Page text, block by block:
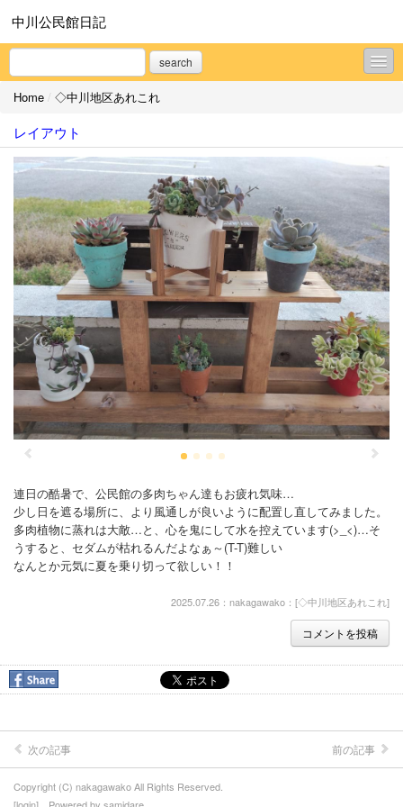
中川公民館日記
search
◇中川地区の歴史
◇岩部山三十三観音
◇中川地区あれこれ
◇中川公民館だより
◇南陽市のいろいろ
◇ほんとにいろいろな事
プロフィール
お問合せ
Home / ◇中川地区あれこれ
レイアウト
連日の酷暑で、公民館の多肉ちゃん達もお疲れ気味…
少し日を遮る場所に、より風通しが良いように配置し直してみました。
多肉植物に蒸れは大敵…と、心を鬼にして水を控えています(>_<)…そ
うすると、セダムが枯れるんだよなぁ～(T-T)難しい
なんとか元気に夏を乗り切って欲しい！！
2025.07.26：nakagawako：[◇中川地区あれこれ]
コメントを投稿
次の記事 前の記事
Copyright (C) nakagawako All Rights Reserved.